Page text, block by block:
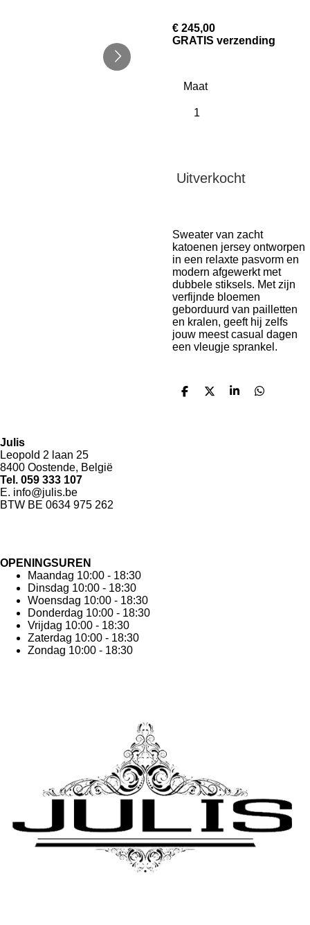
€ 245,00
GRATIS verzending
Maat
Uitverkocht
Sweater van zacht
katoenen jersey ontworpen
in een relaxte pasvorm en
modern afgewerkt met
dubbele stiksels. Met zijn
verfijnde bloemen
geborduurd van pailletten
en kralen, geeft hij zelfs
jouw meest casual dagen
een vleugje sprankel.
D
D
S
D
Julis
Leopold 2 laan 25
8400 Oostende, België
Tel. 059 333 107
E. info@julis.be
BTW BE 0634 975 262
OPENINGSUREN
Maandag 10:00 - 18:30
Dinsdag 10:00 - 18:30
Woensdag 10:00 - 18:30
Donderdag 10:00 - 18:30
Vrijdag 10:00 - 18:30
Zaterdag 10:00 - 18:30
Zondag 10:00 - 18:30